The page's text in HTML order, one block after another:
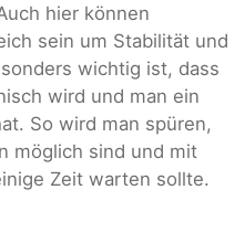
hier können
sein um Stabilität und
wichtig ist, dass
wird und man ein
So wird man spüren,
möglich sind und mit
Zeit warten sollte.